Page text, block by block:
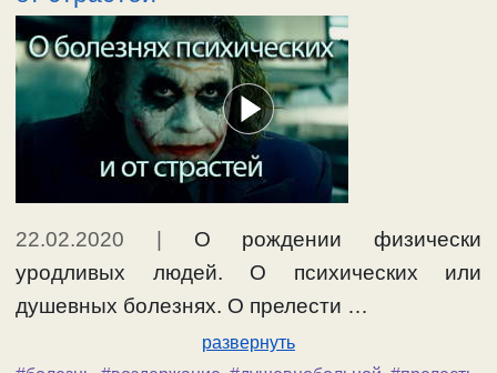
22.02.2020
О рождении физически
уродливых людей. О психических или
душевных болезнях. О прелести …
развернуть